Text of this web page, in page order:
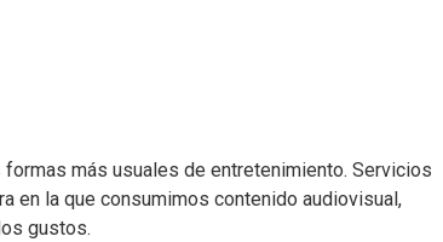
formas más usuales de entretenimiento. Servicios
en la que consumimos contenido audiovisual,
gustos.